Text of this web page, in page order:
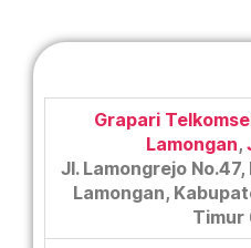
Grapari
Lamongan,
Jl. Lamongrejo
Lamongan,
Timur